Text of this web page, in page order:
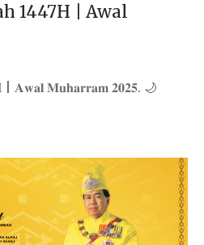
1447H | Awal
| 𝐀𝐰𝐚𝐥 𝐌𝐮𝐡𝐚𝐫𝐫𝐚𝐦 𝟐𝟎𝟐𝟓. 🌙